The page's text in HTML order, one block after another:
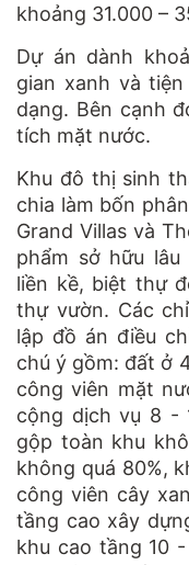
khoảng 31.000 –
Dự án dành
gian xanh và
dạng. Bên cạnh
tích mặt nước.
Khu đô thị sinh
chia làm bốn
Grand Villas và
phẩm sở hữu lâu
liền kề, biệt thự
thự vườn. Các
lập đồ án điều
chú ý gồm: đất ở
công viên mặt
cộng dịch vụ 8 -
gộp toàn khu
không quá 80%,
công viên cây
tầng cao xây
khu cao tầng 10